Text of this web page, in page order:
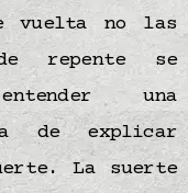
vuelta no las
repente se
una
de explicar
La suerte